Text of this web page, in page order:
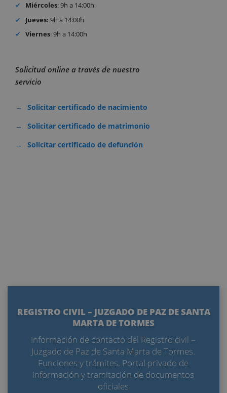
REGISTRO CIVIL – JUZGADO DE PAZ DE SANTA
MARTA DE TORMES
Información de contacto del Registro civil –
Juzgado de Paz de Santa Marta de Tormes.
Funciones y trámites. Portal privado de
información y tramitación de documentos
oficiales
Miércoles: 9h a 14:00h
Jueves: 9h a 14:00h
Viernes: 9h a 14:00h
Solicitud online a través de nuestro
servicio
Solicitar certificado de nacimiento
Solicitar certificado de matrimonio
Solicitar certificado de defunción